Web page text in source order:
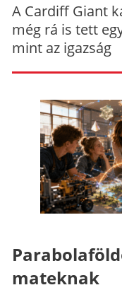
A Cardiff Giant
még rá is tett
mint az igazság
mateknak